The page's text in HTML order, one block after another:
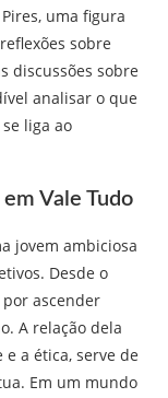
uma figura
sobre
discussões sobre
analisar o que
liga ao
Vale Tudo
jovem ambiciosa
Desde o
ascender
A relação dela
a ética, serve de
Em um mundo